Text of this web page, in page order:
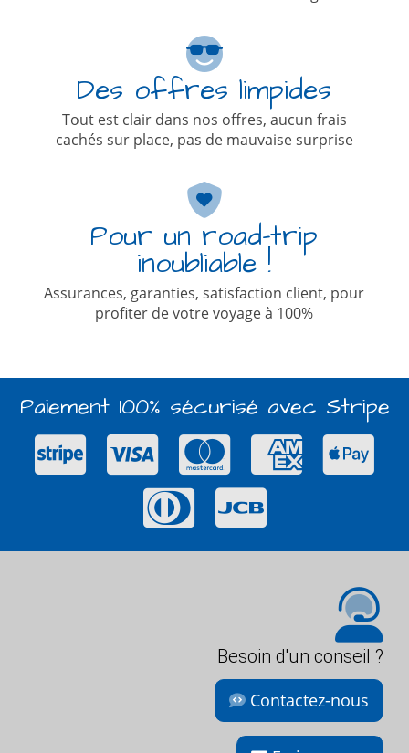
Des offres limpides
Tout est clair dans nos offres, aucun frais
cachés sur place, pas de mauvaise surprise
Pour un road-trip
inoubliable !
Assurances, garanties, satisfaction client, pour
profiter de votre voyage à 100%
Paiement 100% sécurisé avec Stripe
Besoin d'un conseil ?
Contactez-nous